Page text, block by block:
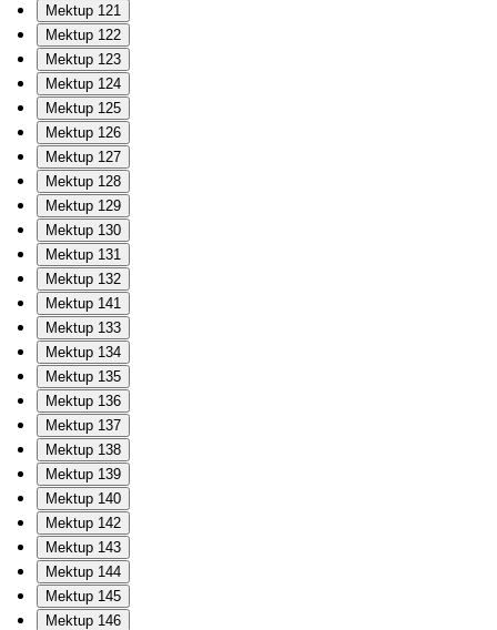
Mektup 121
Mektup 122
Mektup 123
Mektup 124
Mektup 125
Mektup 126
Mektup 127
Mektup 128
Mektup 129
Mektup 130
Mektup 131
Mektup 132
Mektup 141
Mektup 133
Mektup 134
Mektup 135
Mektup 136
Mektup 137
Mektup 138
Mektup 139
Mektup 140
Mektup 142
Mektup 143
Mektup 144
Mektup 145
Mektup 146